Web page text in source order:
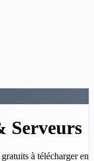
Serveurs
à télécharger en